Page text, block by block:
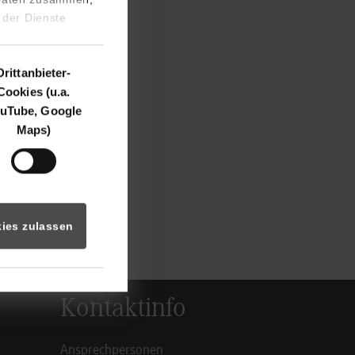
Dienste
(u.a.
Google
Maps)
zulassen
welches am
Tag mit
stuttgart.de/
Kontaktinfo
Ansprechpersonen